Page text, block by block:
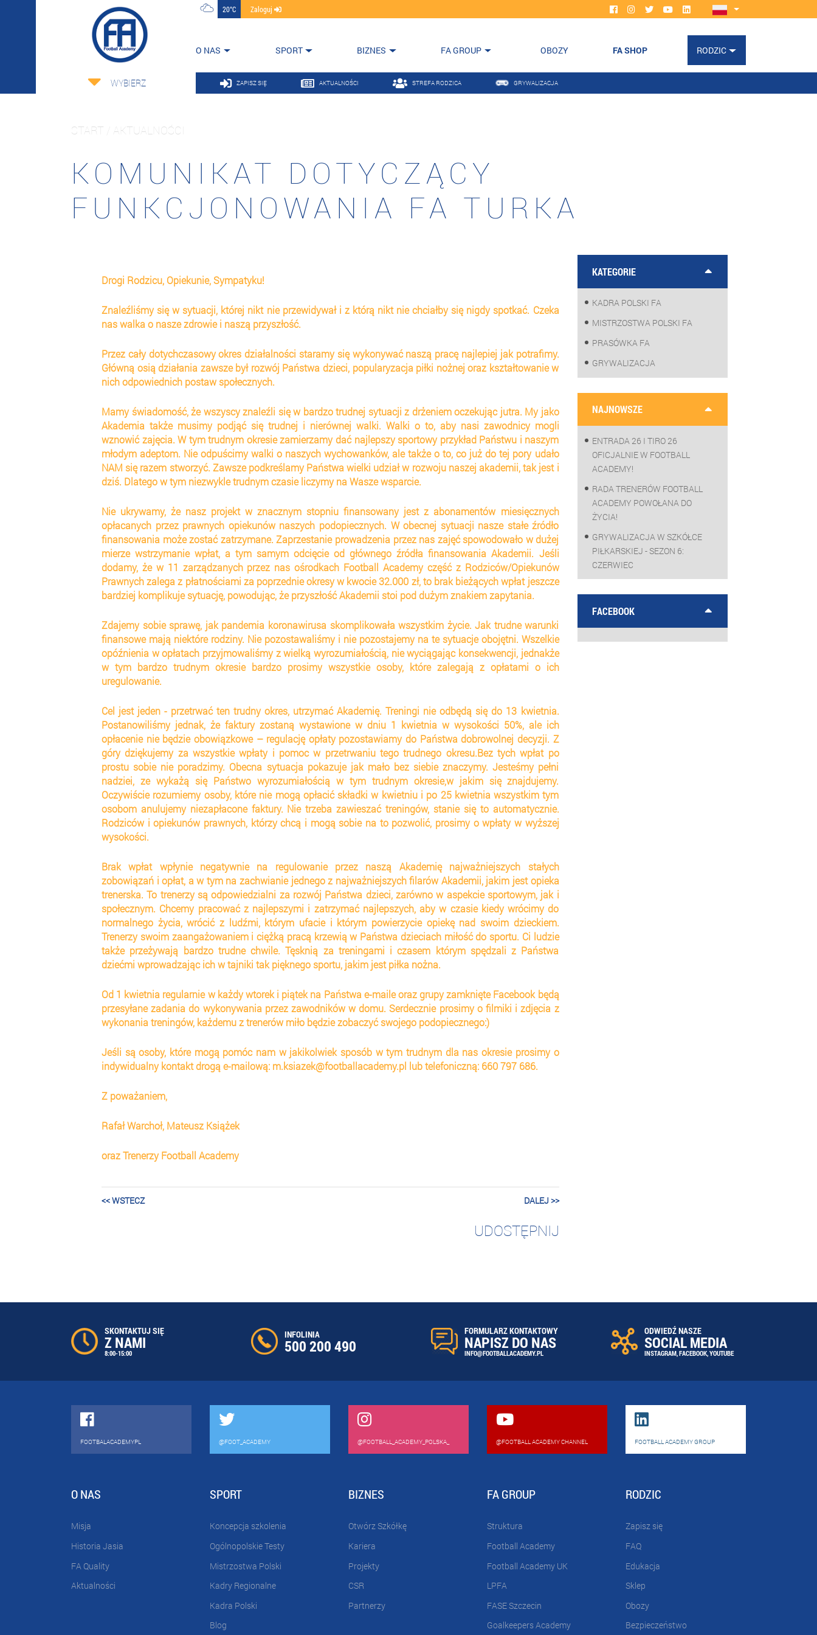
20°C Zaloguj
O NAS SPORT BIZNES FA GROUP OBOZY FA SHOP RODZIC
WYBIERZ ZAPISZ SIĘ AKTUALNOŚCI STREFA RODZICA GRYWALIZACJA
START / AKTUALNOŚCI
KOMUNIKAT DOTYCZĄCY
FUNKCJONOWANIA FA TURKA
Drogi Rodzicu, Opiekunie, Sympatyku!
Znaleźliśmy się w sytuacji, której nikt nie przewidywał i z którą nikt nie chciałby się nigdy spotkać. Czeka
nas walka o nasze zdrowie i naszą przyszłość.
Przez cały dotychczasowy okres działalności staramy się wykonywać naszą pracę najlepiej jak potrafimy.
Główną osią działania zawsze był rozwój Państwa dzieci, popularyzacja piłki nożnej oraz kształtowanie w
nich odpowiednich postaw społecznych.
Mamy świadomość, że wszyscy znaleźli się w bardzo trudnej sytuacji z drżeniem oczekując jutra. My jako
Akademia także musimy podjąć się trudnej i nierównej walki. Walki o to, aby nasi zawodnicy mogli
wznowić zajęcia. W tym trudnym okresie zamierzamy dać najlepszy sportowy przykład Państwu i naszym
młodym adeptom. Nie odpuścimy walki o naszych wychowanków, ale także o to, co już do tej pory udało
NAM się razem stworzyć. Zawsze podkreślamy Państwa wielki udział w rozwoju naszej akademii, tak jest i
dziś. Dlatego w tym niezwykle trudnym czasie liczymy na Wasze wsparcie.
Nie ukrywamy, że nasz projekt w znacznym stopniu finansowany jest z abonamentów miesięcznych
opłacanych przez prawnych opiekunów naszych podopiecznych. W obecnej sytuacji nasze stałe źródło
finansowania może zostać zatrzymane. Zaprzestanie prowadzenia przez nas zajęć spowodowało w dużej
mierze wstrzymanie wpłat, a tym samym odcięcie od głównego źródła finansowania Akademii. Jeśli
dodamy, że w 11 zarządzanych przez nas ośrodkach Football Academy część z Rodziców/Opiekunów
Prawnych zalega z płatnościami za poprzednie okresy w kwocie 32.000 zł, to brak bieżących wpłat jeszcze
bardziej komplikuje sytuację, powodując, że przyszłość Akademii stoi pod dużym znakiem zapytania.
Zdajemy sobie sprawę, jak pandemia koronawirusa skomplikowała wszystkim życie. Jak trudne warunki
finansowe mają niektóre rodziny. Nie pozostawaliśmy i nie pozostajemy na te sytuacje obojętni. Wszelkie
opóźnienia w opłatach przyjmowaliśmy z wielką wyrozumiałością, nie wyciągając konsekwencji, jednakże
w tym bardzo trudnym okresie bardzo prosimy wszystkie osoby, które zalegają z opłatami o ich
uregulowanie.
Cel jest jeden - przetrwać ten trudny okres, utrzymać Akademię. Treningi nie odbędą się do 13 kwietnia.
Postanowiliśmy jednak, że faktury zostaną wystawione w dniu 1 kwietnia w wysokości 50%, ale ich
opłacenie nie będzie obowiązkowe – regulację opłaty pozostawiamy do Państwa dobrowolnej decyzji. Z
góry dziękujemy za wszystkie wpłaty i pomoc w przetrwaniu tego trudnego okresu.Bez tych wpłat po
prostu sobie nie poradzimy. Obecna sytuacja pokazuje jak mało bez siebie znaczymy. Jesteśmy pełni
nadziei, ze wykażą się Państwo wyrozumiałością w tym trudnym okresie,w jakim się znajdujemy.
Oczywiście rozumiemy osoby, które nie mogą opłacić składki w kwietniu i po 25 kwietnia wszystkim tym
osobom anulujemy niezapłacone faktury. Nie trzeba zawieszać treningów, stanie się to automatycznie.
Rodziców i opiekunów prawnych, którzy chcą i mogą sobie na to pozwolić, prosimy o wpłaty w wyższej
wysokości.
Brak wpłat wpłynie negatywnie na regulowanie przez naszą Akademię najważniejszych stałych
zobowiązań i opłat, a w tym na zachwianie jednego z najważniejszych filarów Akademii, jakim jest opieka
trenerska. To trenerzy są odpowiedzialni za rozwój Państwa dzieci, zarówno w aspekcie sportowym, jak i
społecznym. Chcemy pracować z najlepszymi i zatrzymać najlepszych, aby w czasie kiedy wrócimy do
normalnego życia, wrócić z ludźmi, którym ufacie i którym powierzycie opiekę nad swoim dzieckiem.
Trenerzy swoim zaangażowaniem i ciężką pracą krzewią w Państwa dzieciach miłość do sportu. Ci ludzie
także przeżywają bardzo trudne chwile. Tęsknią za treningami i czasem którym spędzali z Państwa
dziećmi wprowadzając ich w tajniki tak pięknego sportu, jakim jest piłka nożna.
Od 1 kwietnia regularnie w każdy wtorek i piątek na Państwa e-maile oraz grupy zamknięte Facebook będą
przesyłane zadania do wykonywania przez zawodników w domu. Serdecznie prosimy o filmiki i zdjęcia z
wykonania treningów, każdemu z trenerów miło będzie zobaczyć swojego podopiecznego:)
Jeśli są osoby, które mogą pomóc nam w jakikolwiek sposób w tym trudnym dla nas okresie prosimy o
indywidualny kontakt drogą e-mailową: m.ksiazek@footballacademy.pl lub telefoniczną: 660 797 686.
Z poważaniem,
Rafał Warchoł, Mateusz Książek
oraz Trenerzy Football Academy
<< WSTECZ DALEJ >>
UDOSTĘPNIJ
KATEGORIE
KADRA POLSKI FA
MISTRZOSTWA POLSKI FA
PRASÓWKA FA
GRYWALIZACJA
NAJNOWSZE
ENTRADA 26 I TIRO 26
OFICJALNIE W FOOTBALL
ACADEMY!
RADA TRENERÓW FOOTBALL
ACADEMY POWOŁANA DO
ŻYCIA!
GRYWALIZACJA W SZKÓŁCE
PIŁKARSKIEJ - SEZON 6:
CZERWIEC
FACEBOOK
SKONTAKTUJ SIĘ
Z NAMI
8:00-15:00
INFOLINIA
500 200 490
FORMULARZ KONTAKTOWY
NAPISZ DO NAS
INFO@FOOTBALLACADEMY.PL
ODWIEDŹ NASZE
SOCIAL MEDIA
INSTAGRAM,FACEBOOK,YOUTUBE
FOOTBALACADEMYPL @FOOT_ACADEMY @FOOTBALL_ACADEMY_POLSKA_ @FOOTBALL ACADEMY CHANNEL FOOTBALL ACADEMY GROUP
O NAS
Misja
Historia Jasia
FA Quality
Aktualności
SPORT
Koncepcja szkolenia
Ogólnopolskie Testy
Mistrzostwa Polski
Kadry Regionalne
Kadra Polski
Blog
BIZNES
Otwórz Szkółkę
Kariera
Projekty
CSR
Partnerzy
FA GROUP
Struktura
Football Academy
Football Academy UK
LPFA
FASE Szczecin
Goalkeepers Academy
RODZIC
Zapisz się
FAQ
Edukacja
Sklep
Obozy
Bezpieczeństwo